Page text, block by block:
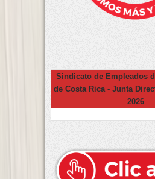
Sindicato de Empleados
de Costa Rica - Junta
2026